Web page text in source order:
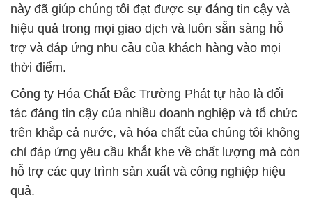
này đã giúp chúng tôi đạt được sự đáng tin cậy và
hiệu quả trong mọi giao dịch và luôn sẵn sàng hỗ
trợ và đáp ứng nhu cầu của khách hàng vào mọi
thời điểm.
Công ty Hóa Chất Đắc Trường Phát tự hào là đối
tác đáng tin cậy của nhiều doanh nghiệp và tổ chức
trên khắp cả nước, và hóa chất của chúng tôi không
chỉ đáp ứng yêu cầu khắt khe về chất lượng mà còn
hỗ trợ các quy trình sản xuất và công nghiệp hiệu
quả.